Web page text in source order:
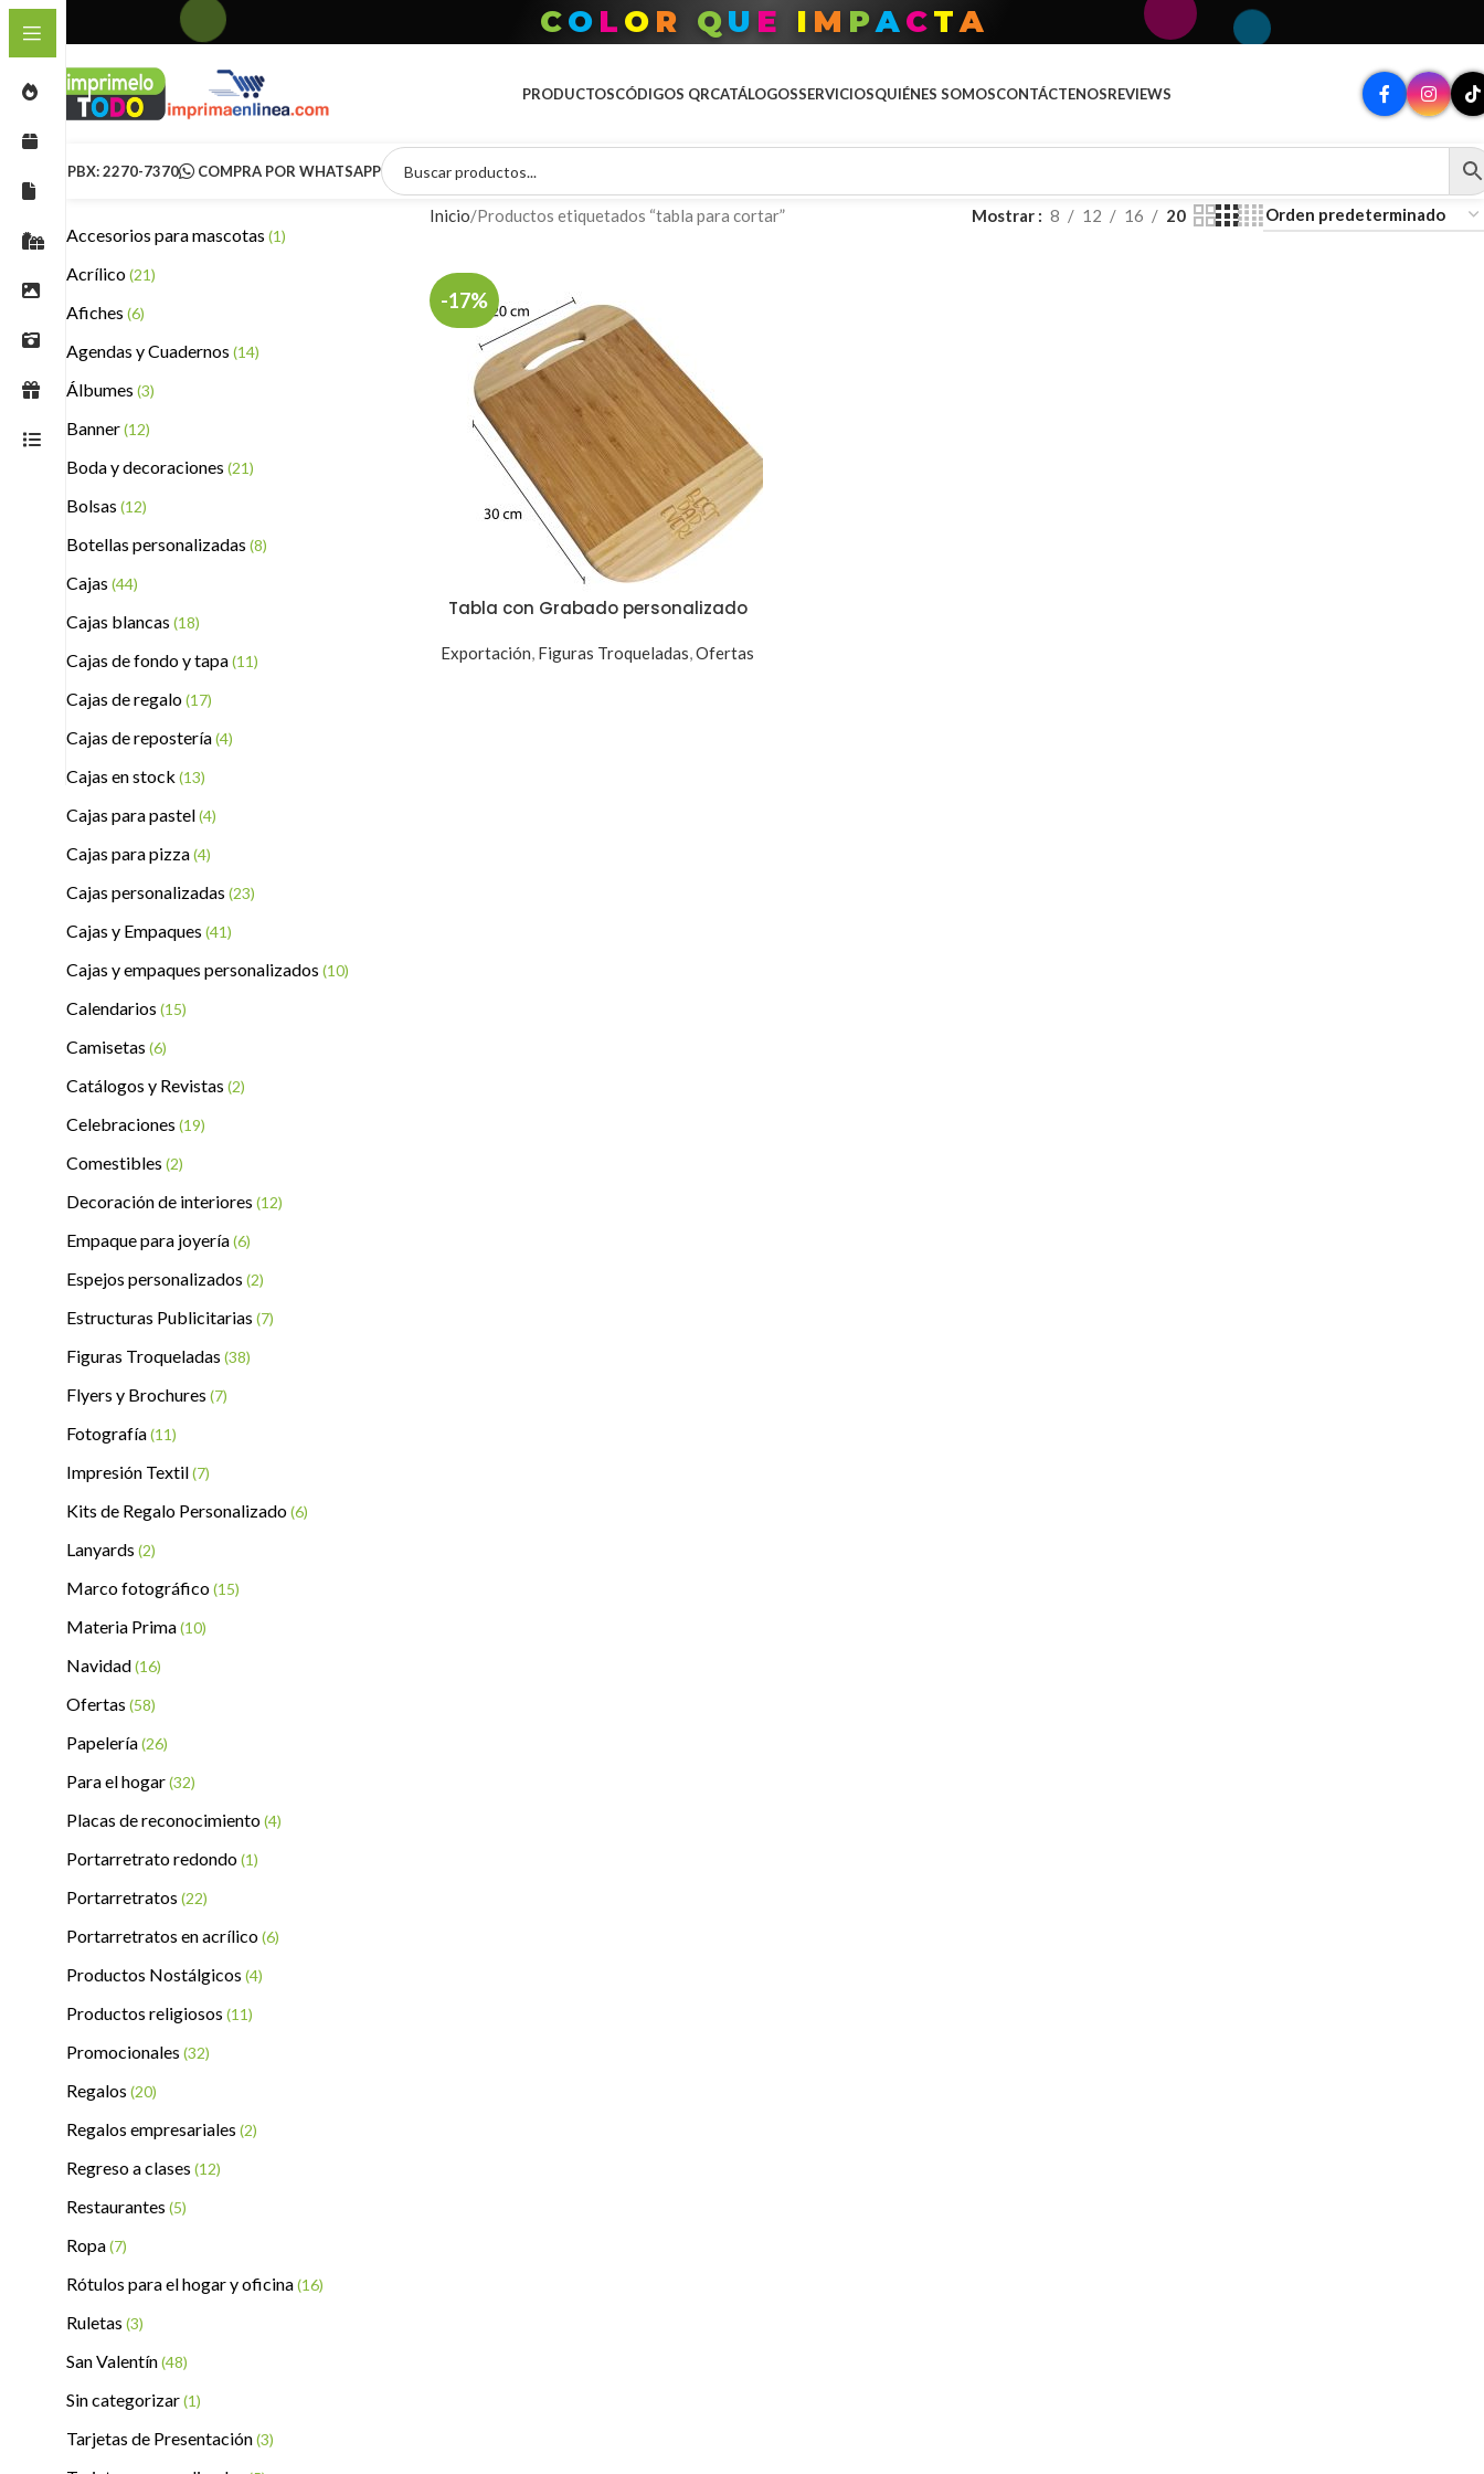
CO L O R Q U E I M PACTA
PRODUCTOSCÓDIGOS QRCATÁLOGOSSERVICIOSQUIÉNES SOMOSCONTÁCTENOSREVIEWS
PBX: 2270-7370 COMPRA POR WHATSAPP
Accesorios para mascotas (1)
Acrílico(21)
Afiches (6)
Agendas y Cuadernos (14)
Álbumes (3)
Banner(12)
Boda y decoraciones (21)
Bolsas (12)
Botellas personalizadas (8)
Cajas (44)
Cajas blancas (18)
Cajas de fondo y tapa(11)
Cajas de regalo(17)
Cajas de repostería(4)
Cajas en stock (13)
Cajas para pastel(4)
Cajas para pizza(4)
Cajas personalizadas (23)
Cajas y Empaques (41)
Cajas y empaques personalizados (10)
Calendarios (15)
Camisetas (6)
Catálogos y Revistas (2)
Celebraciones (19)
Comestibles (2)
Decoración de interiores (12)
Empaque para joyería(6)
Espejos personalizados (2)
Estructuras Publicitarias (7)
Figuras Troqueladas (38)
Flyers y Brochures (7)
Fotografía(11)
Impresión Textil(7)
Kits de Regalo Personalizado(6)
Lanyards (2)
Marco fotográfico(15)
Materia Prima(10)
Navidad(16)
Ofertas (58)
Papelería(26)
Para el hogar(32)
Placas de reconocimiento(4)
Portarretrato redondo(1)
Portarretratos (22)
Portarretratos en acrílico(6)
Productos Nostálgicos (4)
Productos religiosos (11)
Promocionales (32)
Regalos (20)
Regalos empresariales (2)
Regreso a clases (12)
Restaurantes (5)
Ropa(7)
Rótulos para el hogar y oficina(16)
Ruletas (3)
San Valentín(48)
Sin categorizar(1)
Tarjetas de Presentación(3)
Inicio Productos etiquetados “tabla para cortar” Mostrar 8 12 16 20
-17%
Tabla con Grabado personalizado
Exportación, Figuras Troqueladas,Ofertas